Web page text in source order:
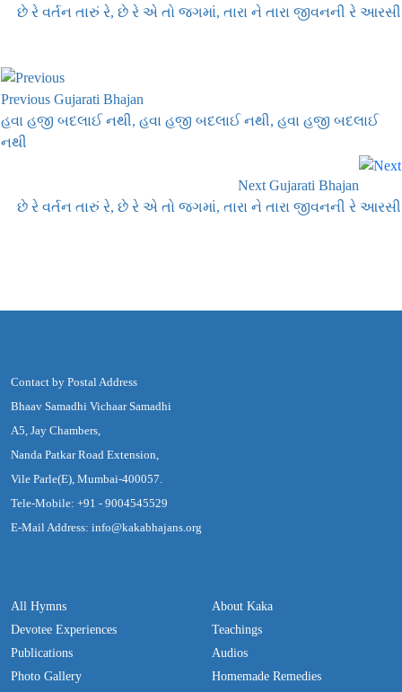
છે રે વર્તન તારું રે, છે રે એ તો જગમાં, તારા ને તારા જીવનની રે આરસી
Previous Gujarati Bhajan
હવા હજી બદલાઈ નથી, હવા હજી બદલાઈ નથી, હવા હજી બદલાઈ
નથી
Next Gujarati Bhajan
છે રે વર્તન તારું રે, છે રે એ તો જગમાં, તારા ને તારા જીવનની રે આરસી
Contact by Postal Address
Bhaav Samadhi Vichaar Samadhi
A5, Jay Chambers,
Nanda Patkar Road Extension,
Vile Parle(E), Mumbai-400057.
Tele-Mobile: +91 - 9004545529
E-Mail Address: info@kakabhajans.org
All Hymns
Devotee Experiences
Publications
Photo Gallery
About Kaka
Teachings
Audios
Homemade Remedies